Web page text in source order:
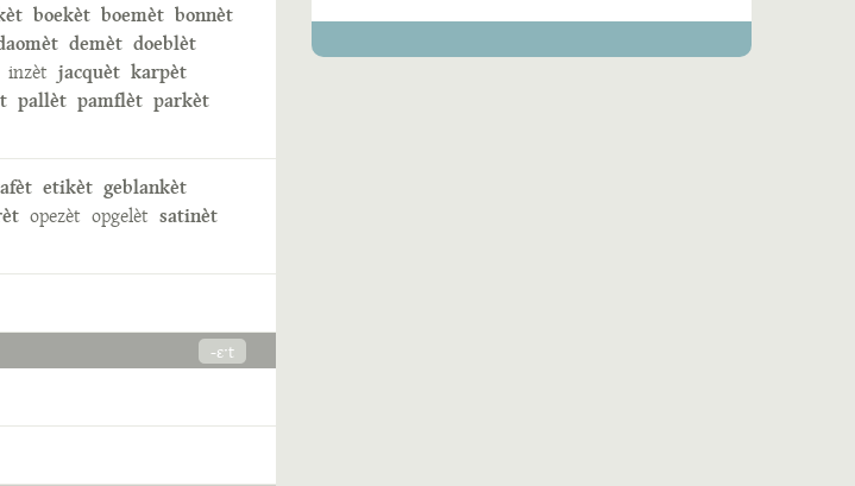
boekèt boemèt bonnèt
demèt doeblèt
inzèt jacquèt karpèt
pallèt pamflèt parkèt
etikèt geblankèt
opezèt opgelèt satinèt
-ɛˑt